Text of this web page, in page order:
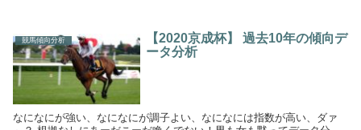
競馬傾向分析
【2020京成杯】 過去10年の傾向デ
ータ分析
なになにが強い、なになにが調子よい、なになには指数が高い、ダァ